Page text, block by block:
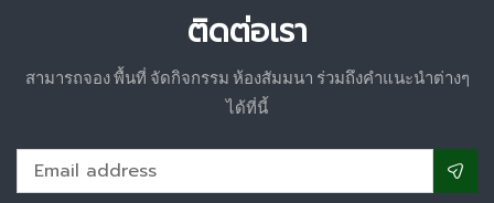
ติดต่อเรา
สามารถจอง พื้นที่ จัดกิจกรรม ห้องสัมมนา ร่วมถึงคำแนะนำต่างๆ
ได้ที่นี้